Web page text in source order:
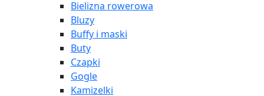
Bielizna rowerowa
Bluzy
Buffy i maski
Buty
Czapki
Gogle
Kamizelki